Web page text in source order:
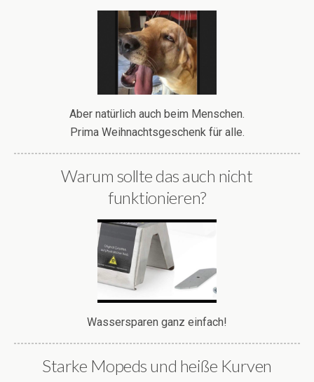
Aber natürlich auch beim Menschen.
Prima Weihnachtsgeschenk für alle.
Warum sollte das auch nicht
funktionieren?
Wassersparen ganz einfach!
Starke Mopeds und heiße Kurven